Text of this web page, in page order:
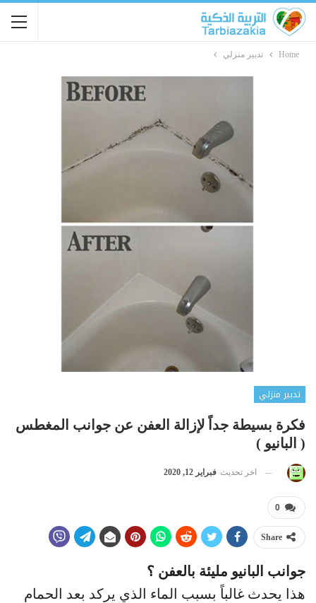
Home تدبير منزلي
تدبير منزلي
فكرة بسيطة جداً لإزالة العفن عن جوانب المغطس
( البانيو )
اخر تحديث فبراير 12, 2020
0
Share
جوانب البانيو مليئة بالعفن ؟
هذا يحدث غالباً بسبب الماء الذي يركد بعد الحمام